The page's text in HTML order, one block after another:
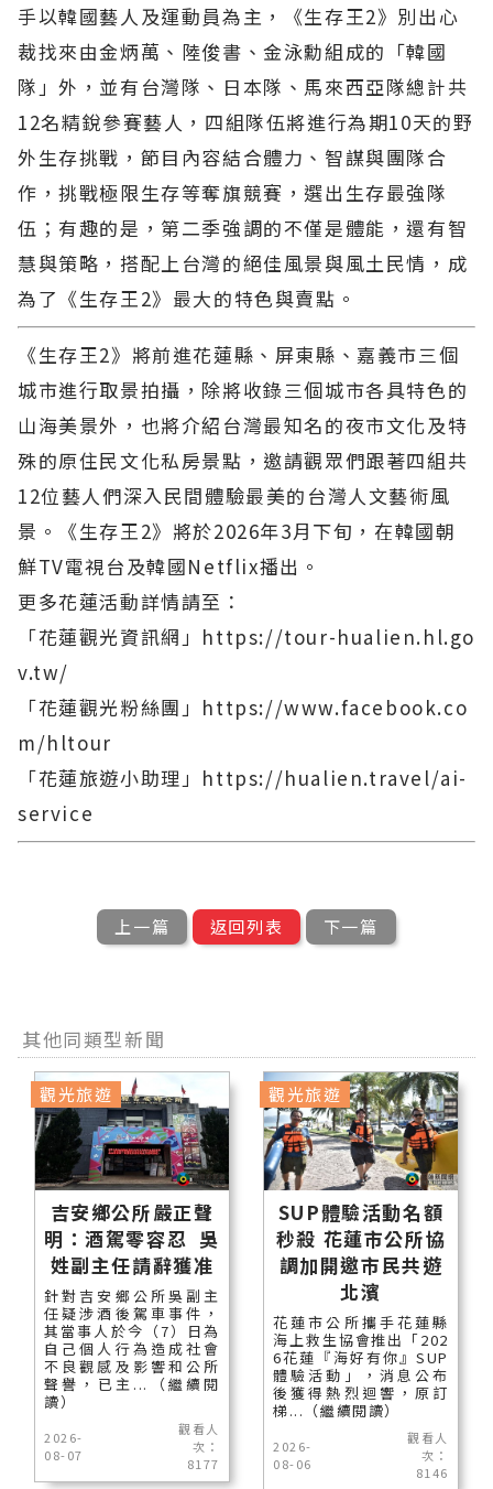
手以韓國藝人及運動員為主，《生存王2》別出心
裁找來由金炳萬、陸俊書、金泳勳組成的「韓國
隊」外，並有台灣隊、日本隊、馬來西亞隊總計共
12名精銳參賽藝人，四組隊伍將進行為期10天的野
外生存挑戰，節目內容結合體力、智謀與團隊合
作，挑戰極限生存等奪旗競賽，選出生存最強隊
伍；有趣的是，第二季強調的不僅是體能，還有智
慧與策略，搭配上台灣的絕佳風景與風土民情，成
為了《生存王2》最大的特色與賣點。
《生存王2》將前進花蓮縣、屏東縣、嘉義市三個
城市進行取景拍攝，除將收錄三個城市各具特色的
山海美景外，也將介紹台灣最知名的夜市文化及特
殊的原住民文化私房景點，邀請觀眾們跟著四組共
12位藝人們深入民間體驗最美的台灣人文藝術風
景。《生存王2》將於2026年3月下旬，在韓國朝
鮮TV電視台及韓國Netflix播出。
更多花蓮活動詳情請至：
「花蓮觀光資訊網」https://tour-hualien.hl.go
v.tw/
「花蓮觀光粉絲團」https://www.facebook.co
m/hltour
「花蓮旅遊小助理」https://hualien.travel/ai-
service
上一篇 返回列表 下一篇
其他同類型新聞
吉安鄉公所嚴正聲
明：酒駕零容忍 吳
姓副主任請辭獲准
針對吉安鄉公所吳副主
任疑涉酒後駕車事件，
其當事人於今（7）日為
自己個人行為造成社會
不良觀感及影響和公所
聲譽，已主...（繼續閱
讀）
2026-
08-07
觀看人
次：
8177
觀光旅遊
SUP體驗活動名額
秒殺 花蓮市公所協
調加開邀市民共遊
北濱
花蓮市公所攜手花蓮縣
海上救生協會推出「202
6花蓮『海好有你』SUP
體驗活動」，消息公布
後獲得熱烈迴響，原訂
梯...（繼續閱讀）
2026-
08-06
觀看人
次：
8146
觀光旅遊